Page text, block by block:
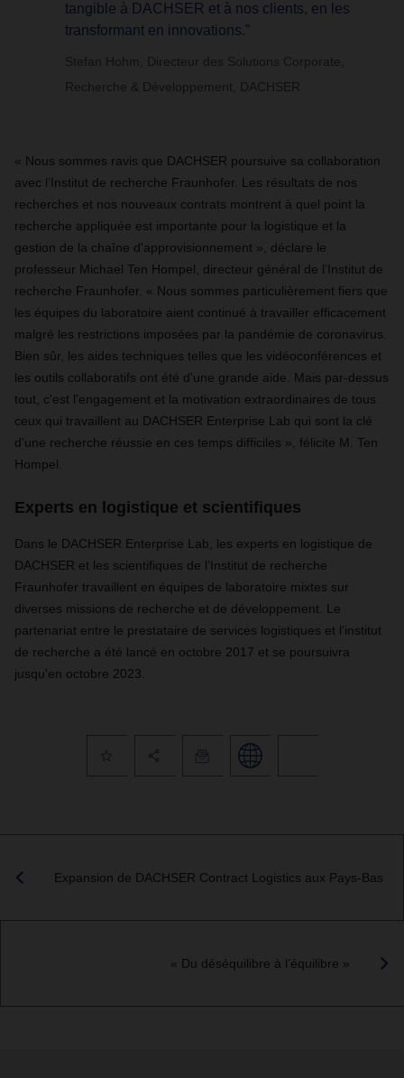
tangible à DACHSER et à nos clients, en les
transformant en innovations.”
Stefan Hohm, Directeur des Solutions Corporate,
Recherche & Développement, DACHSER
« Nous sommes ravis que DACHSER poursuive sa collaboration
avec l’Institut de recherche Fraunhofer. Les résultats de nos
recherches et nos nouveaux contrats montrent à quel point la
recherche appliquée est importante pour la logistique et la
gestion de la chaîne d'approvisionnement », déclare le
professeur Michael Ten Hompel, directeur général de l’Institut de
recherche Fraunhofer. « Nous sommes particulièrement fiers que
les équipes du laboratoire aient continué à travailler efficacement
malgré les restrictions imposées par la pandémie de coronavirus.
Bien sûr, les aides techniques telles que les vidéoconférences et
les outils collaboratifs ont été d'une grande aide. Mais par-dessus
tout, c'est l'engagement et la motivation extraordinaires de tous
ceux qui travaillent au DACHSER Enterprise Lab qui sont la clé
d'une recherche réussie en ces temps difficiles », félicite M. Ten
Hompel.
Experts en logistique et scientifiques
Dans le DACHSER Enterprise Lab, les experts en logistique de
DACHSER et les scientifiques de l’Institut de recherche
Fraunhofer travaillent en équipes de laboratoire mixtes sur
diverses missions de recherche et de développement. Le
partenariat entre le prestataire de services logistiques et l'institut
de recherche a été lancé en octobre 2017 et se poursuivra
jusqu'en octobre 2023.
Expansion de DACHSER Contract Logistics aux Pays-Bas
« Du déséquilibre à l’équilibre »